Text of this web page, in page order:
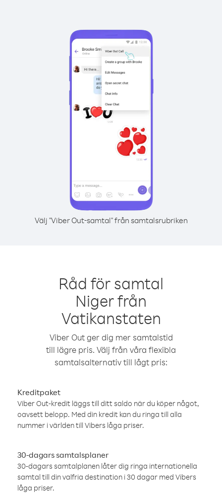
Välj "Viber Out-samtal" från samtalsrubriken
Råd för samtal
Niger från
Vatikanstaten
Viber Out ger dig mer samtalstid
till lägre pris. Välj från våra flexibla
samtalsalternativ till lågt pris:
Kreditpaket
Viber Out-kredit läggs till ditt saldo när du köper något,
oavsett belopp. Med din kredit kan du ringa till alla
nummer i världen till Vibers låga priser.
30-dagars samtalsplaner
30-dagars samtalplanen låter dig ringa internationella
samtal till din valfria destination i 30 dagar med Vibers
låga priser.